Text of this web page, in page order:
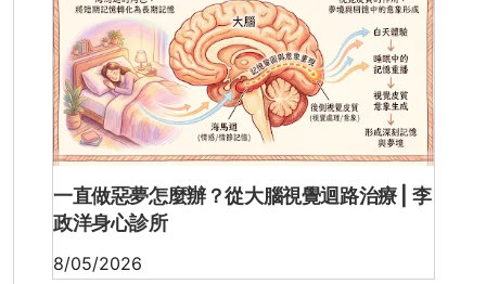
一直做惡夢怎麼辦？從大腦視覺迴路治療 | 李
政洋身心診所
8/05/2026